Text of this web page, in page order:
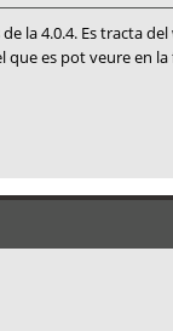
la 4.0.4. Es tracta
es pot veure en